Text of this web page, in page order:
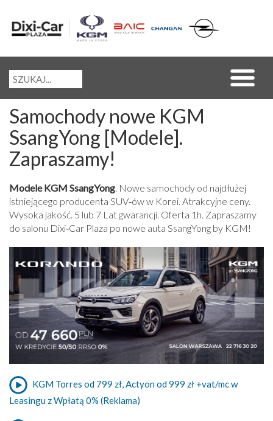
Samochody nowe KGM
SsangYong [Modele].
Zapraszamy!
Modele KGM SsangYong. Nowe samochody od najdłużej
istniejącego producenta SUV‑ów w Korei. Atrakcyjne ceny.
Wysoka jakość. 5 lub 7 Lat gwarancji. Oferta 1h. Zapraszamy
do salonu Dixi‑Car Plaza po nowe auta SsangYong by KGM!
KGM Torres od 799 zł, Actyon od 999 zł +vat/mc w
Leasingu z Wpłatą 0% (Reklama)